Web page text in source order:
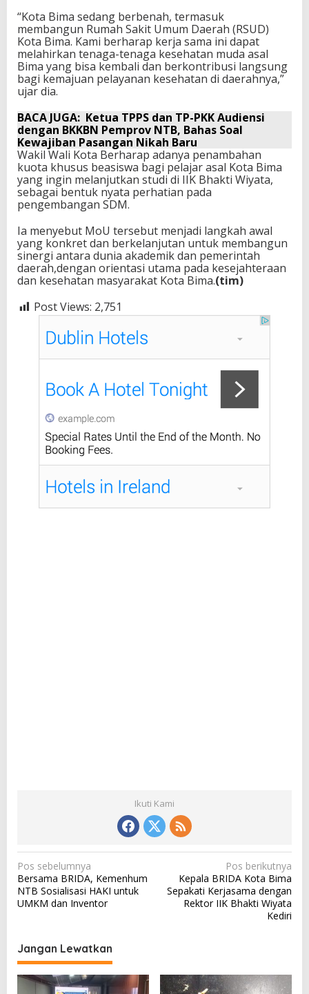
“Kota Bima sedang berbenah, termasuk
membangun Rumah Sakit Umum Daerah (RSUD)
Kota Bima. Kami berharap kerja sama ini dapat
melahirkan tenaga-tenaga kesehatan muda asal
Bima yang bisa kembali dan berkontribusi langsung
bagi kemajuan pelayanan kesehatan di daerahnya,”
ujar dia.
BACA JUGA: Ketua TPPS dan TP-PKK Audiensi
dengan BKKBN Pemprov NTB, Bahas Soal
Kewajiban Pasangan Nikah Baru
Wakil Wali Kota Berharap adanya penambahan
kuota khusus beasiswa bagi pelajar asal Kota Bima
yang ingin melanjutkan studi di IIK Bhakti Wiyata,
sebagai bentuk nyata perhatian pada
pengembangan SDM.
Ia menyebut MoU tersebut menjadi langkah awal
yang konkret dan berkelanjutan untuk membangun
sinergi antara dunia akademik dan pemerintah
daerah,dengan orientasi utama pada kesejahteraan
dan kesehatan masyarakat Kota Bima.(tim)
Post Views: 2,751
Ikuti Kami
N
a
v
g
a
s
Pos sebelumnya
Bersama BRIDA, Kemenhum
NTB Sosialisasi HAKI untuk
UMKM dan Inventor
Pos berikutnya
Kepala BRIDA Kota Bima
Sepakati Kerjasama dengan
Rektor IIK Bhakti Wiyata
Kediri
Jangan Lewatkan